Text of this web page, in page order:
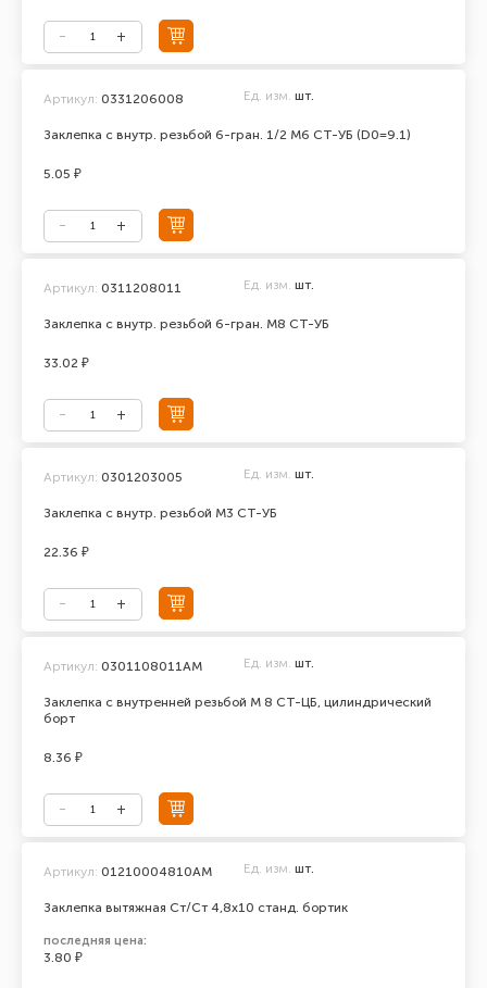
Заклепка с внутр. резьбой 6-гран. 1/2 М6 СТ-УБ (D0=9.1)
Артикул: 0331206008 Ед. изм. шт.
5.05 ₽
Заклепка с внутр. резьбой 6-гран. М8 СТ-УБ
Артикул: 0311208011 Ед. изм. шт.
33.02 ₽
Заклепка с внутр. резьбой М3 СТ-УБ
Артикул: 0301203005 Ед. изм. шт.
22.36 ₽
Заклепка с внутренней резьбой М 8 СТ-ЦБ, цилиндрический
борт
Артикул: 0301108011АМ Ед. изм. шт.
8.36 ₽
Заклепка вытяжная Ст/Ст 4,8х10 станд. бортик
Артикул: 01210004810AM Ед. изм. шт.
последняя цена:
3.80 ₽